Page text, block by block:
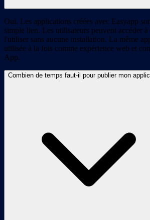
Oui. Les applications créées avec Easyapp
simple lien. Les utilisateurs peuvent accéder
l'utiliser sans aucune installation. La même
utilisée à la fois comme expérience web et
App.
Combien de temps faut-il pour publier mon